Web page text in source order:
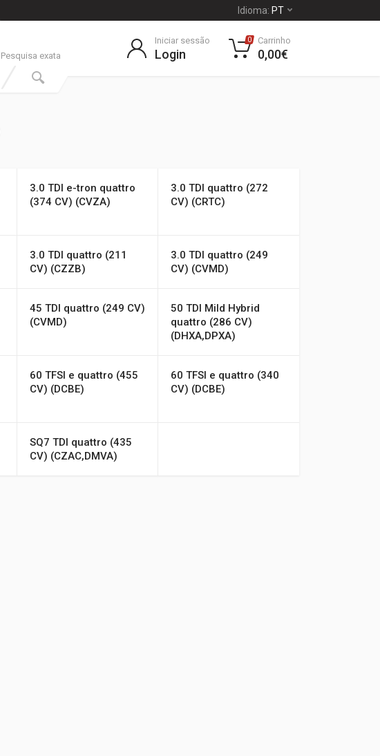
Idioma: PT
Pesquisa exata
Iniciar sessão
Login
0 Carrinho
0,00€
3.0 TDI e-tron quattro
(374 CV) (CVZA)
3.0 TDI quattro (272
CV) (CRTC)
3.0 TDI quattro (211
CV) (CZZB)
3.0 TDI quattro (249
CV) (CVMD)
45 TDI quattro (249 CV)
(CVMD)
50 TDI Mild Hybrid
quattro (286 CV)
(DHXA,DPXA)
60 TFSI e quattro (455
CV) (DCBE)
60 TFSI e quattro (340
CV) (DCBE)
SQ7 TDI quattro (435
CV) (CZAC,DMVA)